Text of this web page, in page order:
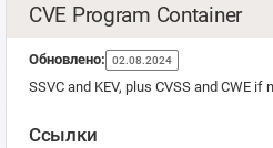
CVE Program Container
Обновлено: 02.08.2024
SSVC and KEV, plus CVSS and CWE if
Ссылки